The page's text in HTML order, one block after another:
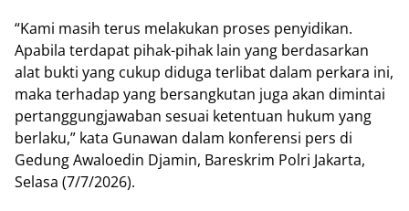
“Kami masih terus melakukan proses penyidikan.
Apabila terdapat pihak-pihak lain yang berdasarkan
alat bukti yang cukup diduga terlibat dalam perkara ini,
maka terhadap yang bersangkutan juga akan dimintai
pertanggungjawaban sesuai ketentuan hukum yang
berlaku,” kata Gunawan dalam konferensi pers di
Gedung Awaloedin Djamin, Bareskrim Polri Jakarta,
Selasa (7/7/2026).